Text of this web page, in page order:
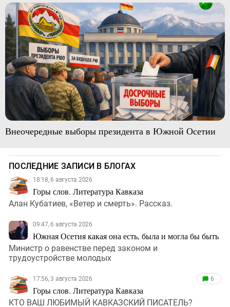
Внеочередные выборы президента в Южной Осетии
ПОСЛЕДНИЕ ЗАПИСИ В БЛОГАХ
18:18, 6 августа 2026
Горы слов. Литература Кавказа
Алан Кубатиев, «Ветер и смерть». Рассказ.
09:47, 6 августа 2026
Южная Осетия какая она есть, была и могла бы быть
Министр о равенстве перед законом и
трудоустройстве молодых
17:56, 3 августа 2026
Горы слов. Литература Кавказа
6
КТО ВАШ ЛЮБИМЫЙ КАВКАЗСКИЙ ПИСАТЕЛЬ?